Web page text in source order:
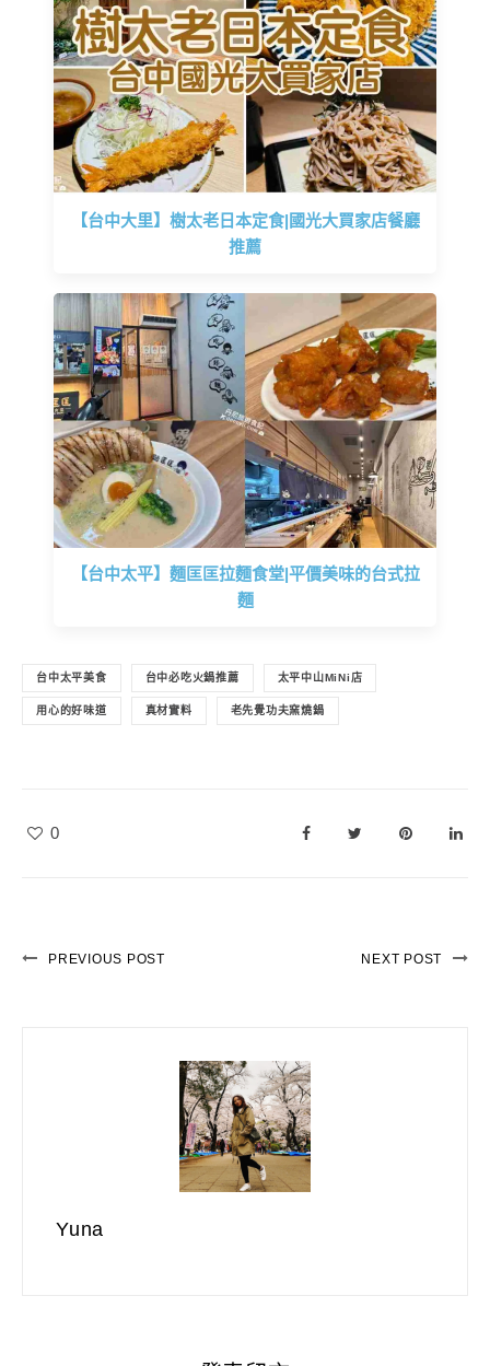
【台中大里】樹太老日本定食|國光大買家店餐廳
推薦
【台中太平】麵匡匡拉麵食堂|平價美味的台式拉
麵
台中太平美食 台中必吃火鍋推薦 太平中山MiNi店
用心的好味道 真材實料 老先覺功夫窯燒鍋
0
PREVIOUS POST NEXT POST
Yuna